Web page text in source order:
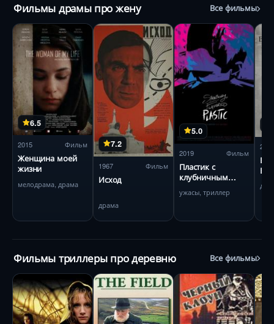
Фильмы драмы про жену Все фильмы
6.5
2015 Фильм
Женщина моей
жизни
мелодрама, драма
7.2
1967 Фильм
Исход
драма
5.0
2019 Фильм
Пластик с
клубничным
ужасы, триллер
2016
Фильмы триллеры про деревню Все фильмы